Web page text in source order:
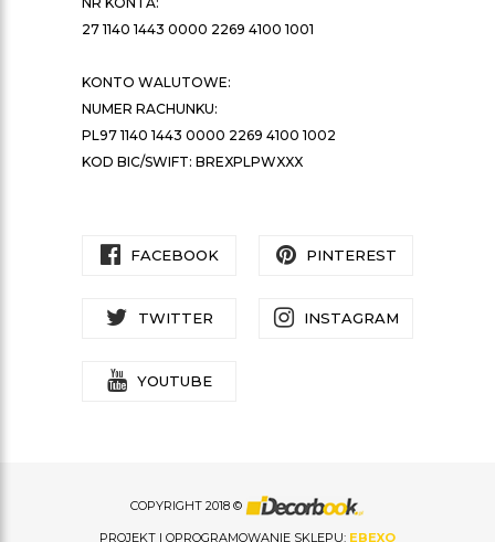
27 1140 1443 0000 2269 4100 1001
KONTO WALUTOWE:
NUMER RACHUNKU:
PL97 1140 1443 0000 2269 4100 1002
KOD BIC/SWIFT: BREXPLPWXXX
FACEBOOK PINTEREST
TWITTER INSTAGRAM
YOUTUBE
COPYRIGHT 2018 ©
PROJEKT I OPROGRAMOWANIE SKLEPU: EBEXO